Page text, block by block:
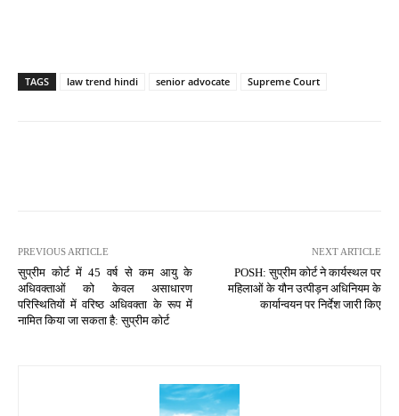
TAGS law trend hindi senior advocate Supreme Court
PREVIOUS ARTICLE
सुप्रीम कोर्ट में 45 वर्ष से कम आयु के
अधिवक्ताओं को केवल असाधारण
परिस्थितियों में वरिष्ठ अधिवक्ता के रूप में
नामित किया जा सकता है: सुप्रीम कोर्ट
NEXT ARTICLE
POSH: सुप्रीम कोर्ट ने कार्यस्थल पर
महिलाओं के यौन उत्पीड़न अधिनियम के
कार्यान्वयन पर निर्देश जारी किए